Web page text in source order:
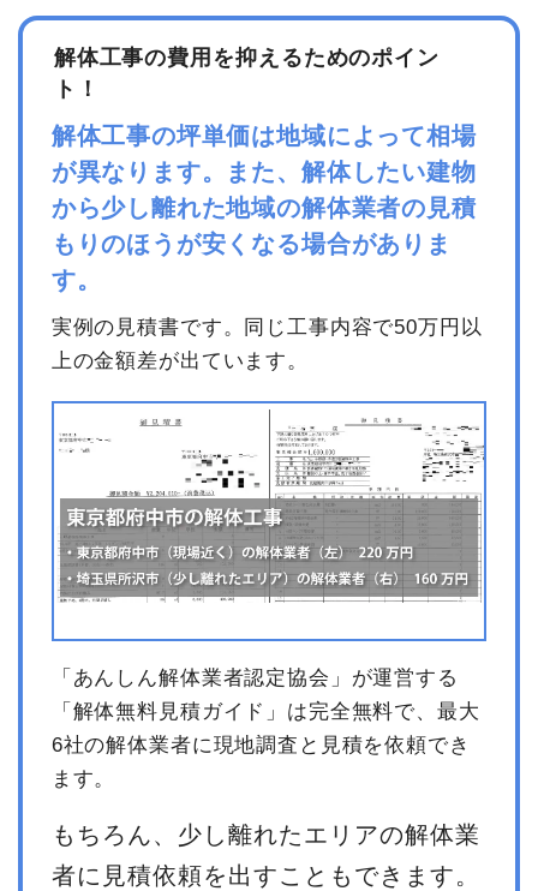
解体工事の費用を抑えるためのポイン
ト！
解体工事の坪単価は地域によって相場
が異なります。また、解体したい建物
から少し離れた地域の解体業者の見積
もりのほうが安くなる場合がありま
す。
実例の見積書です。同じ工事内容で50万円以
上の金額差が出ています。
「あんしん解体業者認定協会」が運営する
「解体無料見積ガイド」は完全無料で、最大
6社の解体業者に現地調査と見積を依頼でき
ます。
もちろん、少し離れたエリアの解体業
者に見積依頼を出すこともできます。